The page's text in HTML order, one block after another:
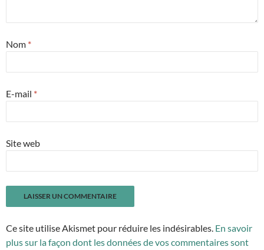
Nom *
E-mail *
Site web
Ce site utilise Akismet pour réduire les indésirables. En savoir
plus sur la façon dont les données de vos commentaires sont